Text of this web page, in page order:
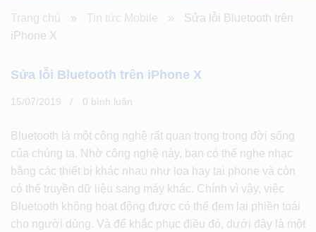
Trang chủ » Tin tức Mobile »
Sửa lỗi Bluetooth trên
iPhone X
Sửa lỗi Bluetooth trên iPhone X
15/07/2019 0 bình luân
Bluetooth là một công nghệ rất quan trọng trong đời sống
của chúng ta. Nhờ công nghệ này, bạn có thể nghe nhạc
bằng các thiết bị khác nhau như loa hay tai phone và còn
có thể truyền dữ liệu sang máy khác. Chính vì vậy, việc
Bluetooth không hoạt động được có thể đem lại phiền toái
cho người dùng. Và để khắc phục điều đó, dưới đây là một